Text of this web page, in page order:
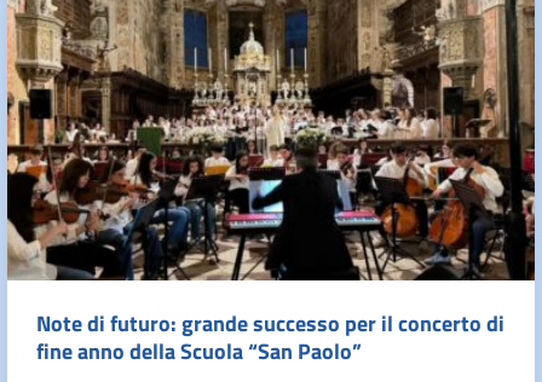
Note di futuro: grande successo per il concerto di
fine anno della Scuola “San Paolo”